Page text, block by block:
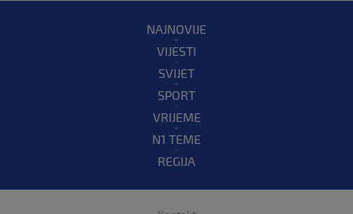
NAJNOVIJE
VIJESTI
SVIJET
SPORT
VRIJEME
N1 TEME
REGIJA